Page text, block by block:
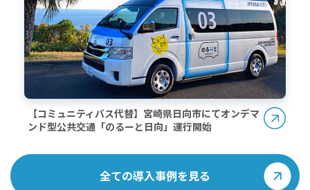
【コミュニティバス代替】宮崎県日向市にてオンデマ
ンド型公共交通「のるーと日向」運行開始
全ての導入事例を見る